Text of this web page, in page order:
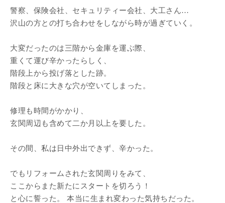
警察、保険会社、セキュリティー会社、大工さん…
沢山の方との打ち合わせをしながら時が過ぎていく。
大変だったのは三階から金庫を運ぶ際、
重くて運び辛かったらしく、
階段上から投げ落とした跡。
階段と床に大きな穴が空いてしまった。
修理も時間がかかり、
玄関周辺も含めて二か月以上を要した。
その間、私は日中外出できず、辛かった。
でもリフォームされた玄関周りをみて、
ここからまた新たにスタートを切ろう！
と心に誓った。 本当に生まれ変わった気持ちだった。